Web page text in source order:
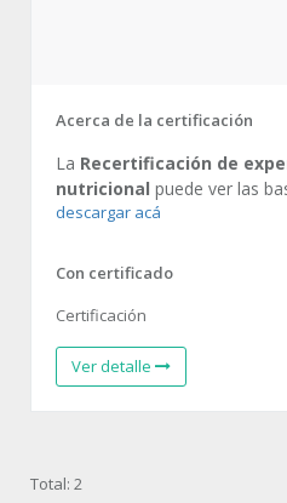
Acerca de la certificación
La Recertificación de
nutricional puede ver las
descargar acá
Con certificado
Certificación
Ver detalle
Total: 2